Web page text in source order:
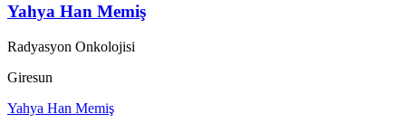
Yahya Han Memiş
Radyasyon Onkolojisi
Giresun
Yahya Han Memiş